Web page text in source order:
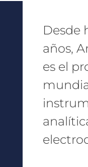
Desde
años,
es el